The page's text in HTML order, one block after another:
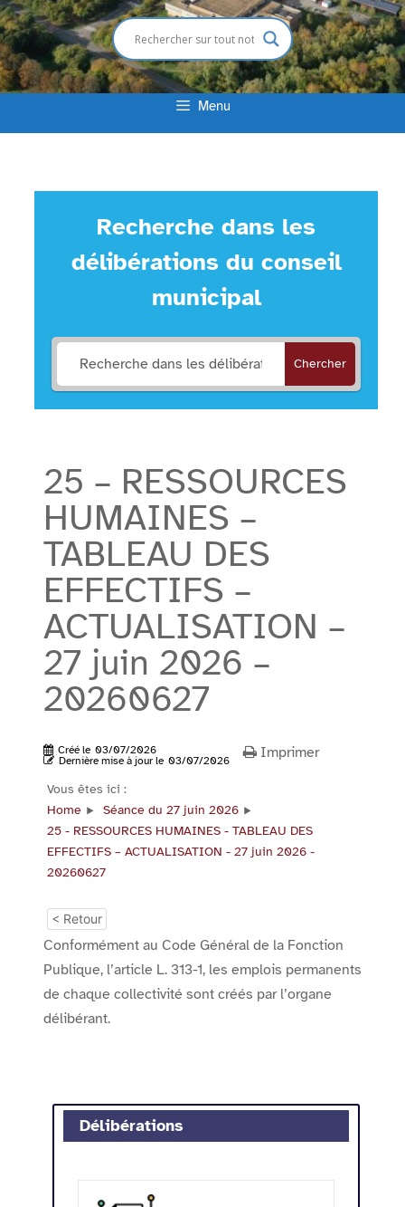
Menu
Recherche dans les
délibérations du conseil
municipal
Chercher
25 – RESSOURCES
HUMAINES –
TABLEAU DES
EFFECTIFS –
ACTUALISATION –
27 juin 2026 –
20260627
Créé le 03/07/2026
Dernière mise à jour le 03/07/2026 Imprimer
Vous êtes ici :
Home
Séance du 27 juin 2026
25 - RESSOURCES HUMAINES - TABLEAU DES
EFFECTIFS – ACTUALISATION - 27 juin 2026 -
20260627
< Retour
Conformément au Code Général de la Fonction
Publique, l’article L. 313-1, les emplois permanents
de chaque collectivité sont créés par l’organe
délibérant.
Délibérations